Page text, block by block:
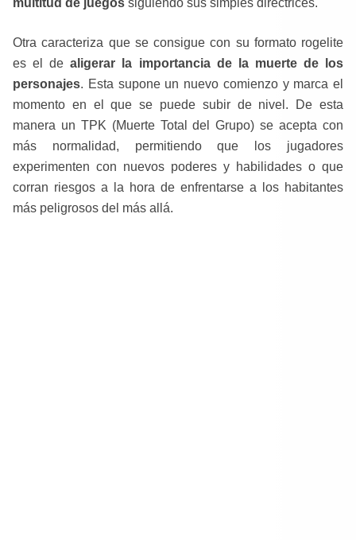
Otra caracteriza que se consigue con su formato rogelite
es el dealigerar la importancia de la muerte de los
personajes. Esta supone un nuevo comienzo y marca el
momento en el que se puede subir de nivel. De esta
manera un TPK (Muerte Total del Grupo) se acepta con
más normalidad, permitiendo que los jugadores
experimenten con nuevos poderes y habilidades o que
corran riesgos a la hora de enfrentarse a los habitantes
más peligrosos del más allá.